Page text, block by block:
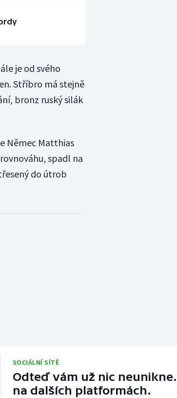
je od svého
Stříbro má stejně
bronz ruský silák
Němec Matthias
spadl na
do útrob
SOCIÁLNÍ SÍTĚ
Odteď vám už nic
na dalších platformách.